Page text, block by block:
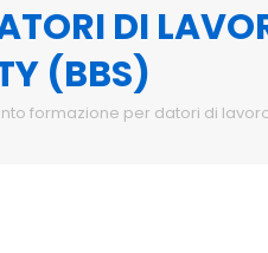
DI
(BBS)
formazione per datori di